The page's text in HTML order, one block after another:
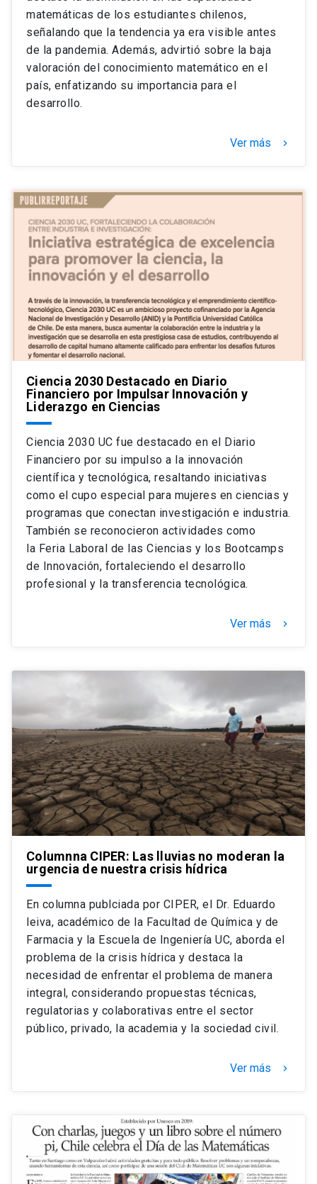
matemáticas de los estudiantes chilenos,
señalando que la tendencia ya era visible antes
de la pandemia. Además, advirtió sobre la baja
valoración del conocimiento matemático en el
país, enfatizando su importancia para el
desarrollo.
Ver más keyboard_arrow_right
Ciencia 2030 Destacado en Diario
Financiero por Impulsar Innovación y
Liderazgo en Ciencias
Ciencia 2030 UC fue destacado en el Diario
Financiero por su impulso a la innovación
científica y tecnológica, resaltando iniciativas
como el cupo especial para mujeres en ciencias y
programas que conectan investigación e industria.
También se reconocieron actividades como
la Feria Laboral de las Ciencias y los Bootcamps
de Innovación, fortaleciendo el desarrollo
profesional y la transferencia tecnológica.
Ver más keyboard_arrow_right
Columnna CIPER: Las lluvias no moderan la
urgencia de nuestra crisis hídrica
En columna publciada por CIPER, el Dr. Eduardo
leiva, académico de la Facultad de Química y de
Farmacia y la Escuela de Ingeniería UC, aborda el
problema de la crisis hídrica y destaca la
necesidad de enfrentar el problema de manera
integral, considerando propuestas técnicas,
regulatorias y colaborativas entre el sector
público, privado, la academia y la sociedad civil.
Ver más keyboard_arrow_right